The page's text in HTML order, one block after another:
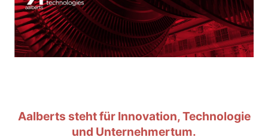
Aalberts steht für Innovation, Technologie
und Unternehmertum.